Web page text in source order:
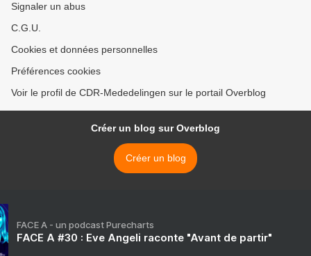
Signaler un abus
C.G.U.
Cookies et données personnelles
Préférences cookies
Voir le profil de CDR-Mededelingen sur le portail Overblog
Créer un blog sur Overblog
Créer un blog
FACE A - un podcast Purecharts
FACE A #30 : Eve Angeli raconte "Avant de partir"